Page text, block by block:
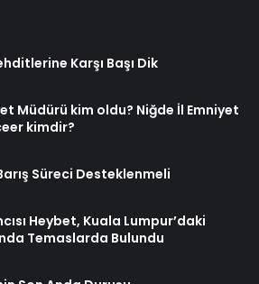
Karşı Başı Dik
Müdürü kim oldu? Niğde İl Emniyet
kimdir?
Süreci Desteklenmeli
Heybet, Kuala Lumpur’daki
Temaslarda Bulundu